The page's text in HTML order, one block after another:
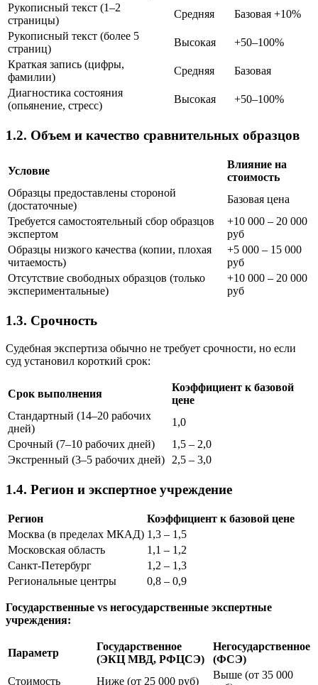
Рукописный текст (1–2
страницы)
Средняя
Базовая +10%
Рукописный текст (более 5
страниц)
Высокая
+50–100%
Краткая запись (цифры,
фамилии)
Средняя
Базовая
Диагностика состояния
(опьянение, стресс)
Высокая +50–100%
1.2. Объем и качество сравнительных образцов
Условие
Влияние на
стоимость
Образцы предоставлены стороной
(достаточные)
Базовая цена
Требуется самостоятельный сбор образцов
экспертом
+10 000 – 20 000
руб
Образцы низкого качества (копии, плохая
читаемость)
+5 000 – 15 000
руб
Отсутствие свободных образцов (только
экспериментальные)
+10 000 – 20 000
руб
1.3. Срочность
Судебная экспертиза обычно не требует срочности, но если
суд установил короткий срок:
Срок выполнения
Коэффициент к базовой
цене
Стандартный (14–20 рабочих
дней)
1,0
Срочный (7–10 рабочих дней)
1,5 – 2,0
Экстренный (3–5 рабочих дней)
2,5 – 3,0
1.4. Регион и экспертное учреждение
Регион
Коэффициент к базовой цене
Москва (в пределах МКАД) 1,3 – 1,5
Московская область
1,1 – 1,2
Санкт-Петербург
1,2 – 1,3
Региональные центры
0,8 – 0,9
Государственные vs негосударственные экспертные
учреждения:
Параметр
Государственное
(ЭКЦ МВД, РФЦСЭ)
Негосударственное
(ФСЭ)
Стоимость
Ниже (от 25 000 руб)
Выше (от 35 000